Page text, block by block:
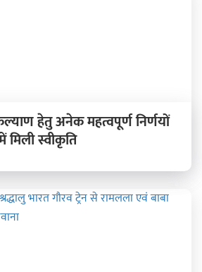
हेतु अनेक महत्वपूर्ण निर्णयों
स्वीकृति